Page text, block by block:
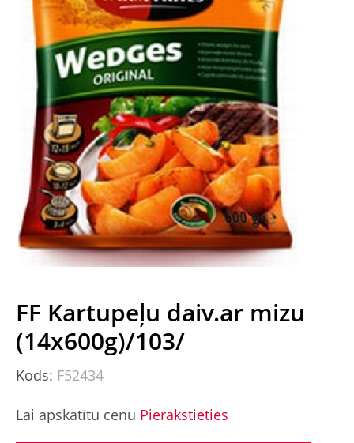
FF Kartupeļu daiv.ar mizu
(14x600g)/103/
Kods: F52434
Lai apskatītu cenu Pierakstieties